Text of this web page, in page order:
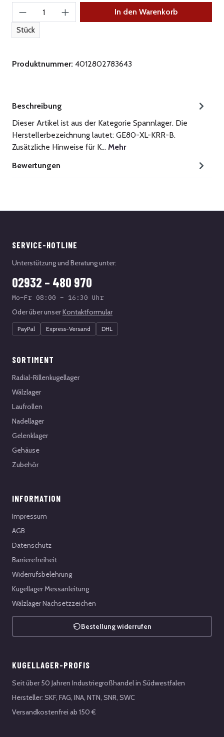
Produkt Anzahl: Gib den gewünschten Wert
Stück
In den Warenkorb
Produktnummer: 4012802783643
Beschreibung
Dieser Artikel ist aus der Kategorie Spannlager. Die
Herstellerbezeichnung lautet: GE80-XL-KRR-B.
Zusätzliche Hinweise für K… Mehr
Bewertungen
SERVICE-HOTLINE
Unterstützung und Beratung unter:
02932 – 480 970
Mo–Fr 08:00 – 16:30 Uhr
Oder über unserKontaktformular
PayPal Express-Versand DHL
SORTIMENT
Radial-Rillenkugellager
Wälzlager
Laufrollen
Nadellager
Gelenklager
Gehäuse
Zubehör
INFORMATION
Impressum
AGB
Datenschutz
Barrierefreiheit
Widerrufsbelehrung
Kugellager Messanleitung
Wälzlager Nachsetzzeichen
Bestellung widerrufen
KUGELLAGER-PROFIS
Seit über 50 Jahren Industriegroßhandel in Südwestfalen
Hersteller: SKF, FAG, INA, NTN, SNR, SWC
Versandkostenfrei ab 150 €